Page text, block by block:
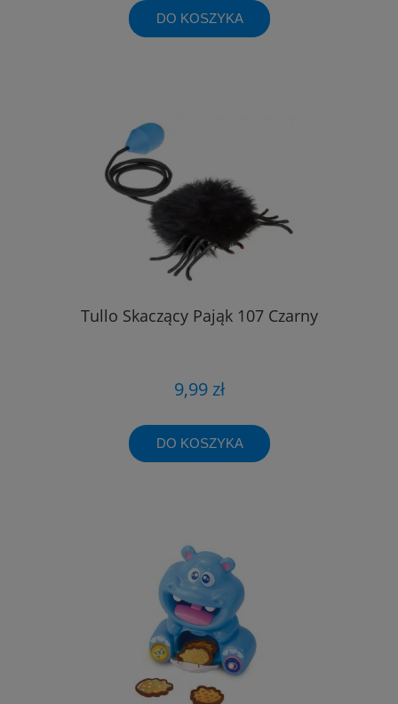
DO KOSZYKA
Tullo Skaczący Pająk 107 Czarny
9,99 zł
DO KOSZYKA